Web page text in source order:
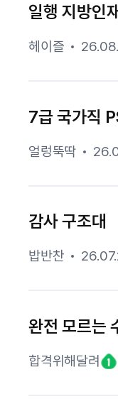
일행 지방인
헤이즐
7급 국가직
얼렁뚝딱
감사 구조대
밥반찬
완전 모르는
합격위해달려